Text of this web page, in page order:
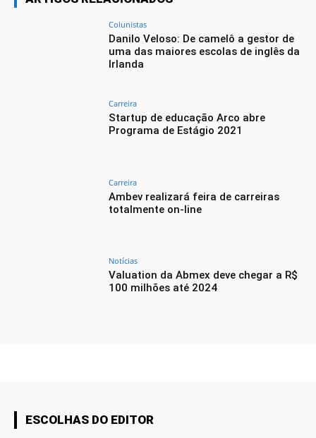
Colunistas
Danilo Veloso: De camelô a gestor de
uma das maiores escolas de inglês da
Irlanda
Carreira
Startup de educação Arco abre
Programa de Estágio 2021
Carreira
Ambev realizará feira de carreiras
totalmente on-line
Notícias
Valuation da Abmex deve chegar a R$
100 milhões até 2024
ESCOLHAS DO EDITOR